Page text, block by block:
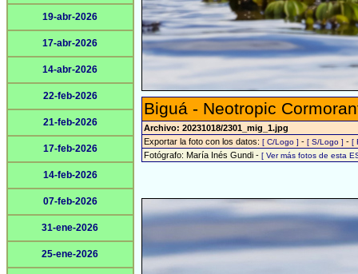
19-abr-2026
17-abr-2026
14-abr-2026
22-feb-2026
21-feb-2026
17-feb-2026
14-feb-2026
07-feb-2026
31-ene-2026
25-ene-2026
Biguá - Neotropic
Archivo: 20231018/2301_mig_1.jpg
Exportar la foto con los datos: [ C/Logo ] - [ S/Logo ] - [
Fotógrafo: María Inés Gundi - [ Ver más fotos de esta